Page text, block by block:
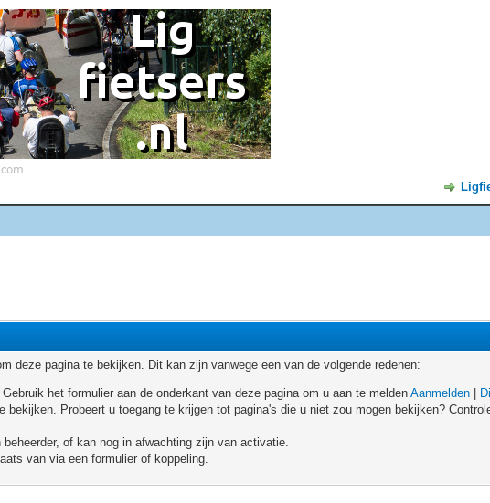
deze pagina te bekijken. Dit kan zijn vanwege een van de volgende redenen:
het formulier aan de onderkant van deze pagina om u aan te meldenAanmelden
bekijken. Probeert u toegang te krijgen tot pagina's die u niet zou mogen bekijken?
of kan nog in afwachting zijn van activatie.
van via een formulier of koppeling.